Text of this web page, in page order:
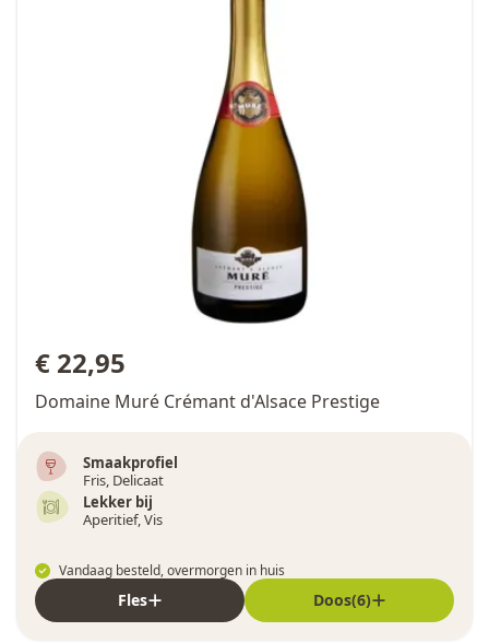
€ 22,95
Domaine Muré Crémant d'Alsace Prestige
Smaakprofiel
Fris, Delicaat
Lekker bij
Aperitief, Vis
Vandaag besteld, overmorgen in huis
Fles Doos(6)